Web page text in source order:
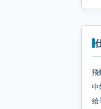
飛
中
給